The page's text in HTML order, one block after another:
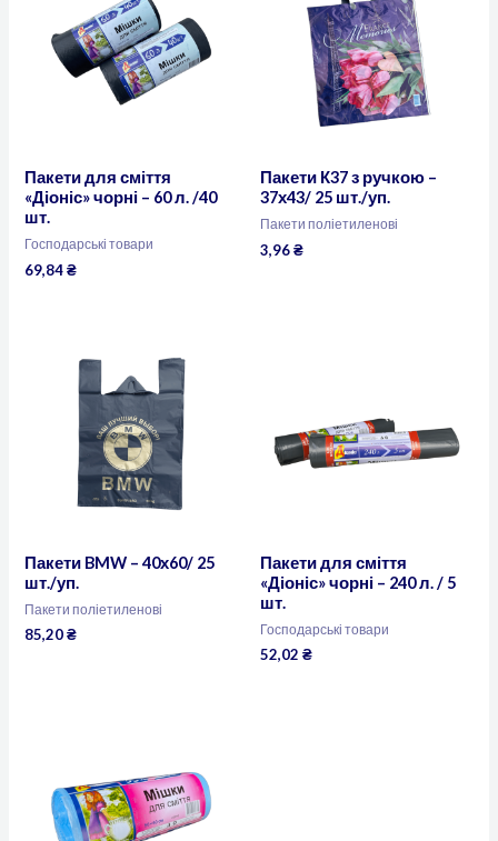
Пакети для сміття
«Діоніс» чорні – 60 л. /40
шт.
Господарські товари
69,84₴
Пакети К37 з ручкою –
37х43/ 25 шт./уп.
Пакети поліетиленові
3,96₴
Пакети BMW – 40х60/ 25
шт./уп.
Пакети поліетиленові
85,20₴
Пакети для сміття
«Діоніс» чорні – 240 л. / 5
шт.
Господарські товари
52,02 ₴